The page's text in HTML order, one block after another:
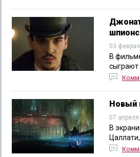
03
В
сыграют
Новый
07
В